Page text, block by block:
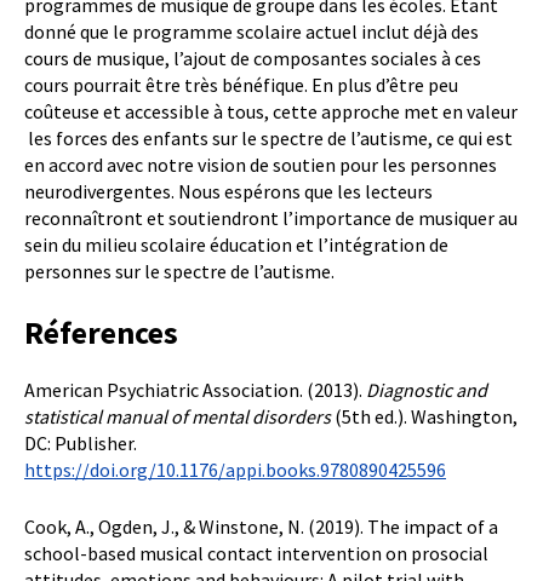
donné que le programme scolaire actuel inclut déjà des
cours de musique, l’ajout de composantes sociales à ces
cours pourrait être très bénéfique. En plus d’être peu
coûteuse et accessible à tous, cette approche met en valeur
les forces des enfants sur le spectre de l’autisme, ce qui est
en accord avec notre vision de soutien pour les personnes
neurodivergentes. Nous espérons que les lecteurs
reconnaîtront et soutiendront l’importance de musiquer au
sein du milieu scolaire éducation et l’intégration de
personnes sur le spectre de l’autisme.
Réferences
American Psychiatric Association. (2013). Diagnostic and
statistical manual of mental disorders(5th ed.). Washington,
DC: Publisher.
https://doi.org/10.1176/appi.books.9780890425596
Cook, A., Ogden, J., & Winstone, N. (2019). The impact of a
school-based musical contact intervention on prosocial